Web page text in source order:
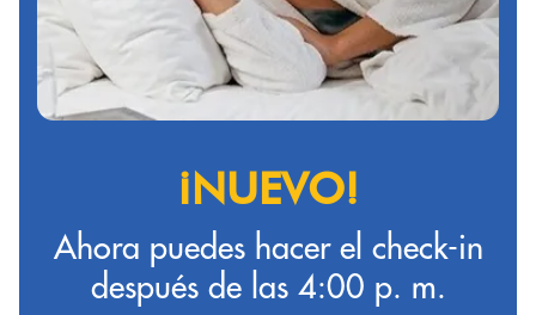
¡NUEVO!
Ahora puedes hacer el check-in
después de las 4:00 p. m.